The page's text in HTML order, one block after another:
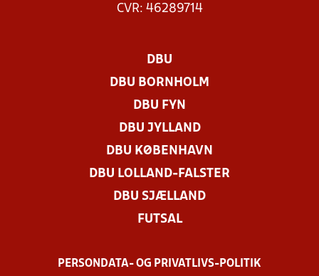
CVR: 46289714
DBU
DBU BORNHOLM
DBU FYN
DBU JYLLAND
DBU KØBENHAVN
DBU LOLLAND-FALSTER
DBU SJÆLLAND
FUTSAL
PERSONDATA- OG PRIVATLIVS-POLITIK